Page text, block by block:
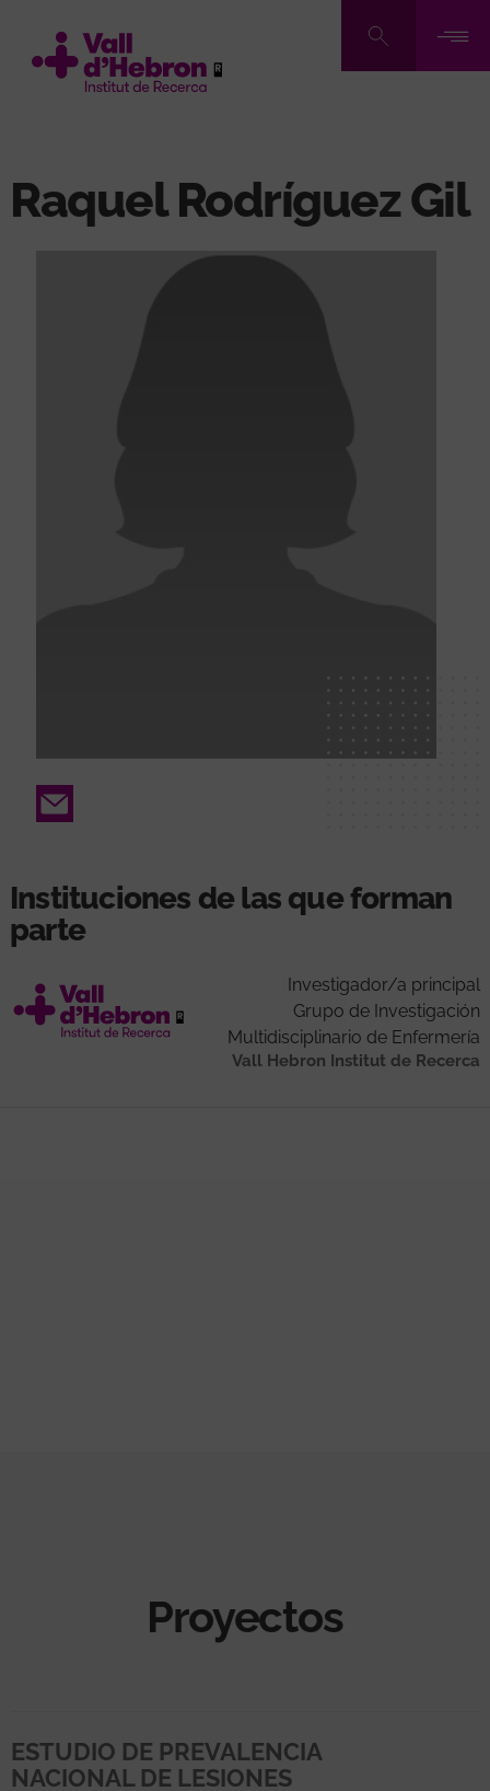
contenido
Raquel Rodríguez Gil
Email
Instituciones de las que forman
parte
Investigador/a principal
Grupo de Investigación
Multidisciplinario de Enfermería
Vall Hebron Institut de Recerca
Proyectos
ESTUDIO DE PREVALENCIA
NACIONAL DE LESIONES